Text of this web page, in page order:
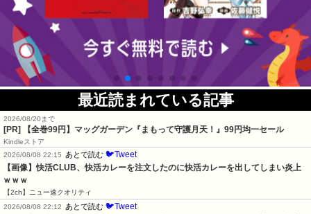
最近読まれている記事
2026/08/20まで
[PR] 【全巻99円】マッグガーデン『まもって守護月天！』99円均一セール
Kindleストア
2026/08/08 22:15
あとで読む 🐦Tweet
【画像】快活CLUB、快活カレーを注文したのに快活カレーを出してしまい炎上
ｗｗｗ
【2ch】ニュー速クオリティ
2026/08/08 22:12
あとで読む 🐦Tweet